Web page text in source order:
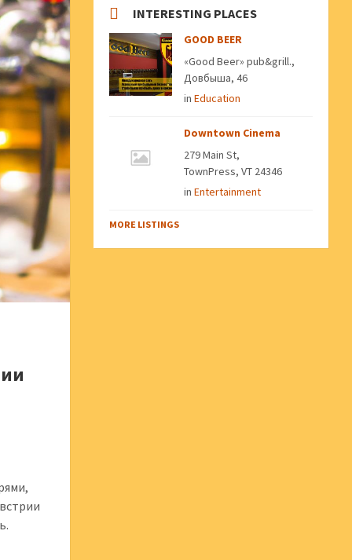
INTERESTING PLACES
GOOD BEER
«Good Beer» pub&grill.,
Довбыша, 46
inEducation
Downtown Cinema
279 Main St,
TownPress, VT 24346
inEntertainment
MORE LISTINGS